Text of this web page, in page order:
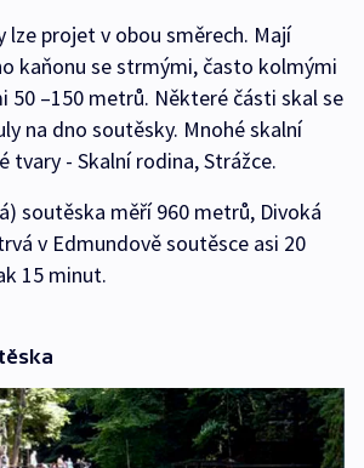
lze projet v obou směrech. Mají
kaňonu se strmými, často kolmými
50 –150 metrů. Některé části skal se
na dno soutěsky. Mnohé skalní
tvary - Skalní rodina, Strážce.
soutěska měří 960 metrů, Divoká
v Edmundově soutěsce asi 20
15 minut.